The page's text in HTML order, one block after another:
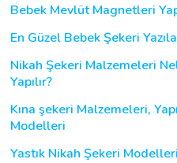
Bebek Mevlüt Magnetleri
En Güzel Bebek Şekeri
Nikah Şekeri Malzemeleri
Yapılır?
Kına şekeri Malzemeleri,
Modelleri
Yastık Nikah Şekeri